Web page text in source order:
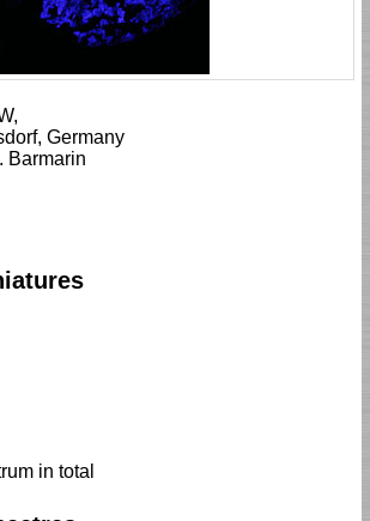
Germany
Barmarin
in total